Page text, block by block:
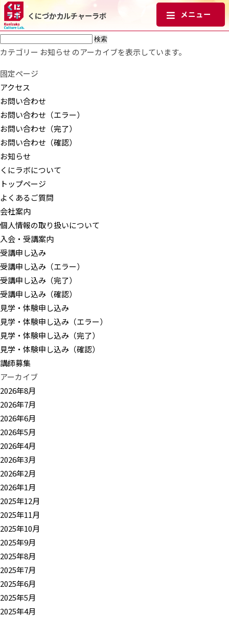
くにづかカルチャーラボ
検
索:
カテゴリー お知らせ のアーカイブを表示しています。
固定ページ
アクセス
お問い合わせ
お問い合わせ（エラー）
お問い合わせ（完了）
お問い合わせ（確認）
お知らせ
くにラボについて
トップページ
よくあるご質問
会社案内
個人情報の取り扱いについて
入会・受講案内
受講申し込み
受講申し込み（エラー）
受講申し込み（完了）
受講申し込み（確認）
見学・体験申し込み
見学・体験申し込み（エラー）
見学・体験申し込み（完了）
見学・体験申し込み（確認）
講師募集
アーカイブ
2026年8月
2026年7月
2026年6月
2026年5月
2026年4月
2026年3月
2026年2月
2026年1月
2025年12月
2025年11月
2025年10月
2025年9月
2025年8月
2025年7月
2025年6月
2025年5月
2025年4月